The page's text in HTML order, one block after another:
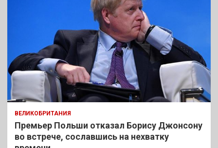
ВЕЛИКОБРИТАНИЯ
Премьер Польши отказал Борису Джонсону
во встрече, сославшись на нехватку